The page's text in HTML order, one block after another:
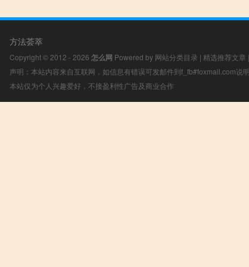
方法荟萃
Copyright © 2012 - 2026 怎么网 Powered by 网站分类目录 | 精选推荐文章 |
声明：本站内容来自互联网，如信息有错误可发邮件到f_fb#foxmail.com说
本站仅为个人兴趣爱好，不接盈利性广告及商业合作